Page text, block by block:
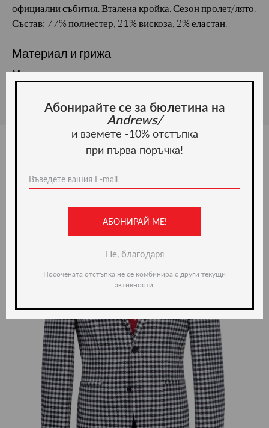
официални събития. Вталена кройка. Сезон пролет/лято.
Състав: 77% полиестер, 21% вискоза, 2% еластан.
Материал и грижа
Материал:
Ние препоръчваме
Абонирайте се за бюлетина на
Andrews/
и вземете -10% отстъпка
при първа поръчка!
АБОНИРАЙ МЕ!
Не, благодаря
Посочената отстъпка не се комбинира с други текущи
активности.